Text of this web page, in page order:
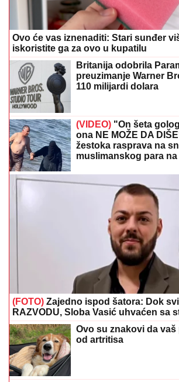
Ovo će vas iznenaditi: Stari sunđer
iskoristite ga za ovo u kupatilu
Britanija odobrila
preuzimanje Warner
110 milijardi dolara
(VIDEO) "On šeta
ona NE MOŽE DA
žestoka rasprava na
muslimanskog para na
(FOTO) Zajedno ispod šatora: Dok
RAZVODU, Sloba Vasić uhvaćen sa
Ovo su znakovi da vaš
od artritisa